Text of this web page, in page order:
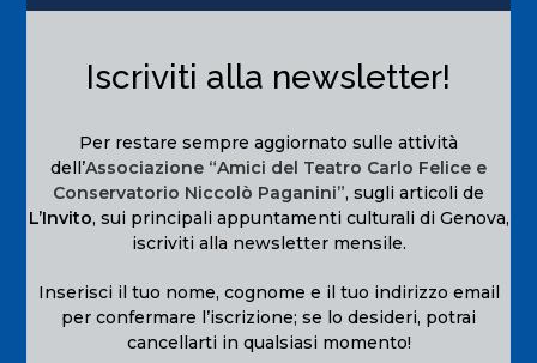
Iscriviti alla newsletter!
Per restare sempre aggiornato sulle attività
dell’Associazione “Amici del Teatro Carlo Felice e
Conservatorio Niccolò Paganini”, sugli articoli de
L’Invito, sui principali appuntamenti culturali di Genova,
iscriviti alla newsletter mensile.
Inserisci il tuo nome, cognome e il tuo indirizzo email
per confermare l’iscrizione; se lo desideri, potrai
cancellarti in qualsiasi momento!